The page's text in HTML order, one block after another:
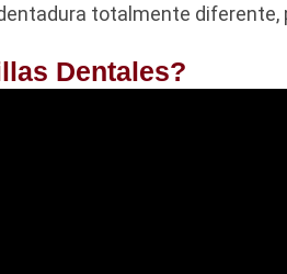
totalmente diferente,
Dentales?